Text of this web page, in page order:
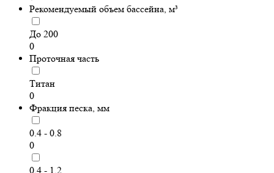
Рекомендуемый объем бассейна, м³
До 200
0
Проточная часть
Титан
0
Фракция песка, мм
0.4 - 0.8
0
0.4 - 1.2